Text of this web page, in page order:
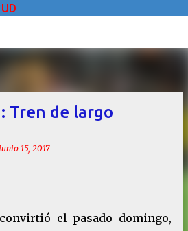
principal
Tren de largo
15, 2017
el pasado domingo,